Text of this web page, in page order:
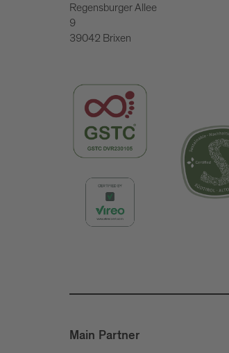
Regensburger Allee
9
39042 Brixen
Main Partner